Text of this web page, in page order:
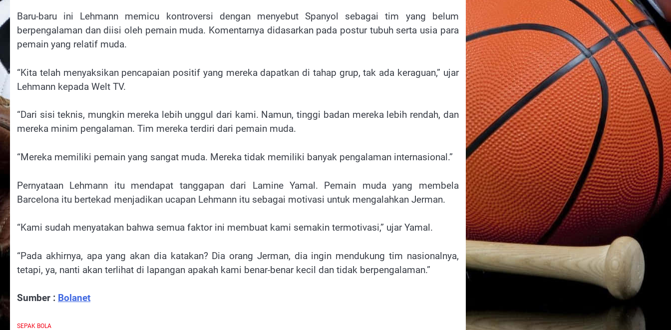
Baru-baru ini Lehmann memicu kontroversi dengan menyebut Spanyol sebagai tim yang belum
berpengalaman dan diisi oleh pemain muda. Komentarnya didasarkan pada postur tubuh serta usia para
pemain yang relatif muda.
“Kita telah menyaksikan pencapaian positif yang mereka dapatkan di tahap grup, tak ada keraguan,” ujar
Lehmann kepada Welt TV.
“Dari sisi teknis, mungkin mereka lebih unggul dari kami. Namun, tinggi badan mereka lebih rendah, dan
mereka minim pengalaman. Tim mereka terdiri dari pemain muda.
“Mereka memiliki pemain yang sangat muda. Mereka tidak memiliki banyak pengalaman internasional.”
Pernyataan Lehmann itu mendapat tanggapan dari Lamine Yamal. Pemain muda yang membela
Barcelona itu bertekad menjadikan ucapan Lehmann itu sebagai motivasi untuk mengalahkan Jerman.
“Kami sudah menyatakan bahwa semua faktor ini membuat kami semakin termotivasi,” ujar Yamal.
“Pada akhirnya, apa yang akan dia katakan? Dia orang Jerman, dia ingin mendukung tim nasionalnya,
tetapi, ya, nanti akan terlihat di lapangan apakah kami benar-benar kecil dan tidak berpengalaman.”
Sumber : Bolanet
SEPAK BOLA